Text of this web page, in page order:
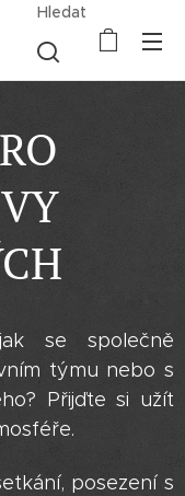
Hledat
se společně
týmu nebo s
Přijďte si užít
posezení s